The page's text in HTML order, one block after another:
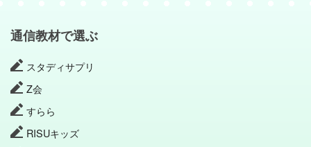
通信教材で選ぶ
スタディサプリ
Z会
すらら
RISUキッズ